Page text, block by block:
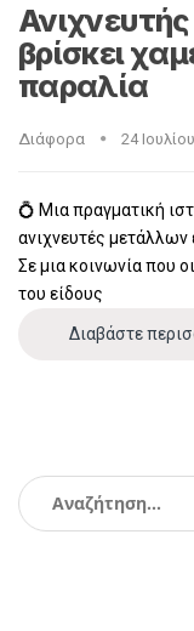
βρίσκει
παραλία
Διάφορα 24
💍 Μια πραγματική
ανιχνευτές μετάλλων
Σε μια κοινωνία που
του είδους
Διαβάστε
Αναζήτηση
για: